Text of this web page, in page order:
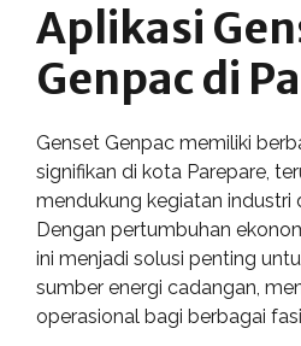
Aplikasi
Genpac di
Genset Genpac memiliki
signifikan di kota Parepare,
mendukung kegiatan industri
Dengan pertumbuhan
ini menjadi solusi penting
sumber energi cadangan,
operasional bagi berbagai